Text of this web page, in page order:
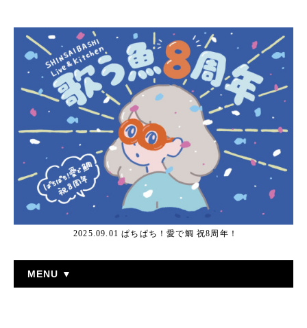
2025.09.01 ぱちぱち！愛で鯛 祝8周年！
MENU ▼